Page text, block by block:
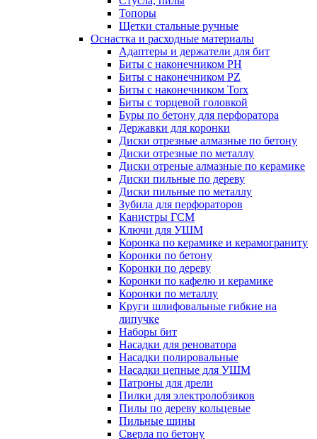
Топоры
Щетки стальные ручные
Оснастка и расходные материалы
Адаптеры и держатели для бит
Биты с наконечником PH
Биты с наконечником PZ
Биты с наконечником Torx
Биты с торцевой головкой
Буры по бетону для перфоратора
Державки для коронки
Диски отрезные алмазные по бетону
Диски отрезные по металлу
Диски отреные алмазные по керамике
Диски пильные по дереву
Диски пильные по металлу
Зубила для перфораторов
Канистры ГСМ
Ключи для УШМ
Коронка по керамике и керамограниту
Коронки по бетону
Коронки по дереву
Коронки по кафелю и керамике
Коронки по металлу
Круги шлифовальные гибкие на
липучке
Наборы бит
Насадки для реноватора
Насадки полировальные
Насадки цепные для УШМ
Патроны для дрели
Пилки для электролобзиков
Пилы по дереву кольцевые
Пильные шины
Сверла по бетону